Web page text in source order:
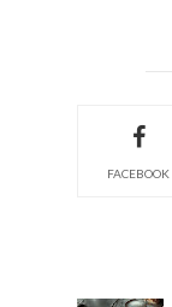
FACEBOOK